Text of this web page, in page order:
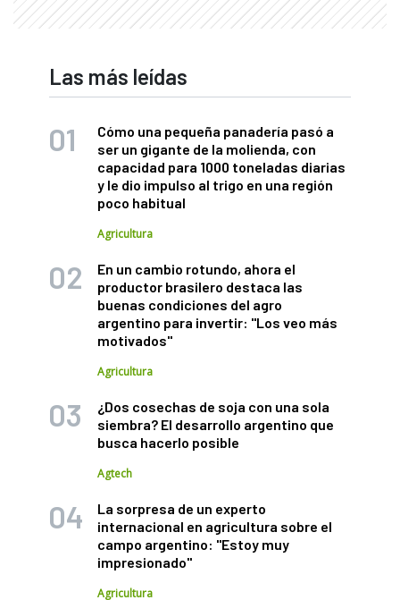
Las más leídas
Cómo una pequeña panadería pasó a
ser un gigante de la molienda, con
capacidad para 1000 toneladas diarias
y le dio impulso al trigo en una región
poco habitual
Agricultura
En un cambio rotundo, ahora el
productor brasilero destaca las
buenas condiciones del agro
argentino para invertir: "Los veo más
motivados"
Agricultura
¿Dos cosechas de soja con una sola
siembra? El desarrollo argentino que
busca hacerlo posible
Agtech
La sorpresa de un experto
internacional en agricultura sobre el
campo argentino: "Estoy muy
impresionado"
Agricultura